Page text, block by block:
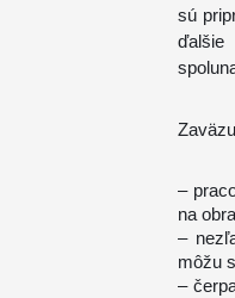
sú
–
na
–
môžu
–